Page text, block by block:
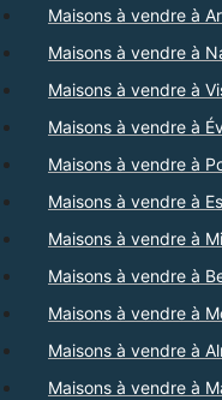
Maisons à vendre à
Maisons à vendre à
Maisons à vendre à
Maisons à vendre à
Maisons à vendre à
Maisons à vendre à
Maisons à vendre à
Maisons à vendre à
Maisons à vendre à
Maisons à vendre à
Maisons à vendre à